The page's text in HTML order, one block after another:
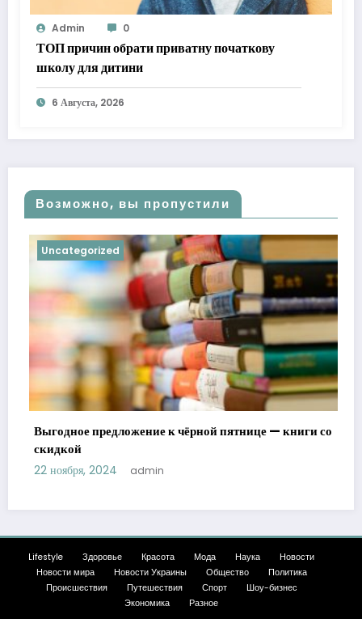
Admin 0
ТОП причин обрати приватну початкову
школу для дитини
6 Августа, 2026
Возможно, вы пропустили
Uncategorized
Выгодное предложение к чёрной пятнице — книги со
скидкой
22 ноября, 2024 admin
Lifestyle Здоровье Красота Мода Наука
Новости
Новости мира
Новости Украины Общество
Политика
Происшествия
Путешествия Спорт
Шоу-бизнес
Экономика
Разное